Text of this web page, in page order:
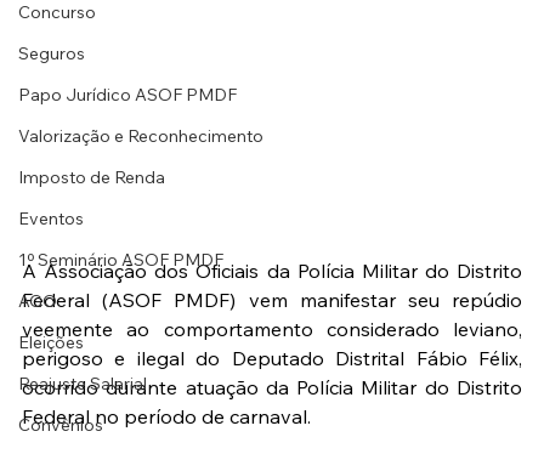
Concurso
Seguros
Papo Jurídico ASOF PMDF
Valorização e Reconhecimento
Imposto de Renda
Eventos
1º Seminário ASOF PMDF
AGO
Eleições
Reajuste Salarial
Convênios
A Associação dos Oficiais da Polícia Militar do Distrito
Federal (ASOF PMDF) vem manifestar seu repúdio
veemente ao comportamento considerado leviano,
perigoso e ilegal do Deputado Distrital Fábio Félix,
ocorrido durante atuação da Polícia Militar do Distrito
Federal no período de carnaval.